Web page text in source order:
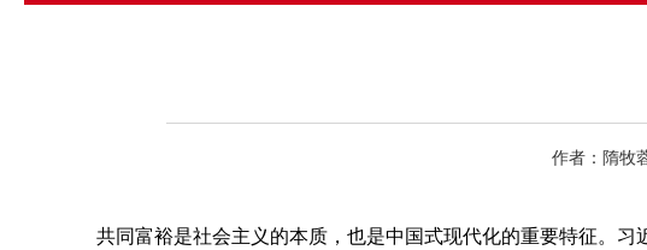
作者：隋
共同富裕是社会主义的本质，也是中国式现代化的重要特征。